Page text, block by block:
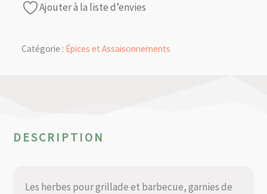
Ajouter à la liste d’envies
Catégorie : Épices et Assaisonnements
DESCRIPTION
Les herbes pour grillade et barbecue, garnies de